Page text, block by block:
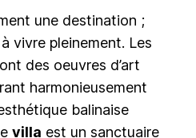
une destination ;
vivre pleinement. Les
des oeuvres d’art
harmonieusement
balinaise
villa est un sanctuaire